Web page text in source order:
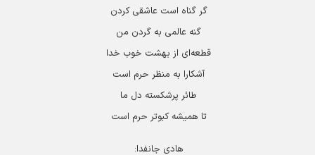
گر گناه است عاشقی کردن
گنه عالمی به گردن من
قطعه‌ای از بهشت خوب خدا
آشکارا به منظر حرم است
طائر پرشکسته دل ما
تا همیشه کبوتر حرم است
هادی جانفدا: